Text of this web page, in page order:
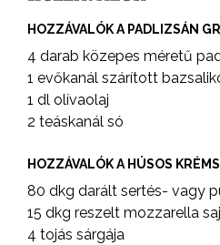
HOZZÁVALÓK A PADLIZSÁN
4 darab közepes méretű
1 evőkanál szárított
1 dl olívaolaj
2 teáskanál só
HOZZÁVALÓK A HÚSOS
80 dkg darált sertés- vagy
15 dkg reszelt mozzarella
4 tojás sárgája